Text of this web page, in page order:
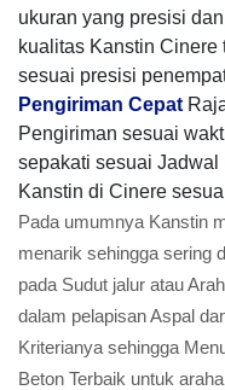
ukuran yang presisi
kualitas Kanstin
sesuai presisi
Pengiriman Cepat
Pengiriman sesuai
sepakati sesuai
Kanstin di Cinere
Pada umumnya Kanstin
menarik sehingga sering
pada Sudut jalur atau
dalam pelapisan Aspal
Kriterianya sehingga
Beton Terbaik untuk